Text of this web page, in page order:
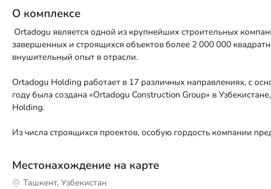
О комплексе
Ortadogu является одной из крупнейших строительных
завершенных и строящихся объектов более 2 000 000
внушительный опыт в отрасли.
Ortadogu Holding работает в 17 различных направлениях, с
году была создана «Ortadogu Construction Group» в
Holding.
Из числа строящихся проектов, особую гордость компании
Местонахождение на карте
Ташкент, Узбекистан